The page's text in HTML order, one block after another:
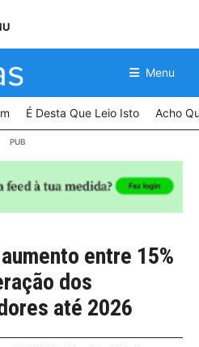
Menu
É Desta Que Leio Isto Acho
entre 15%
dos
até 2026